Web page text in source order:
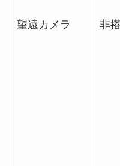
望遠カメラ 非